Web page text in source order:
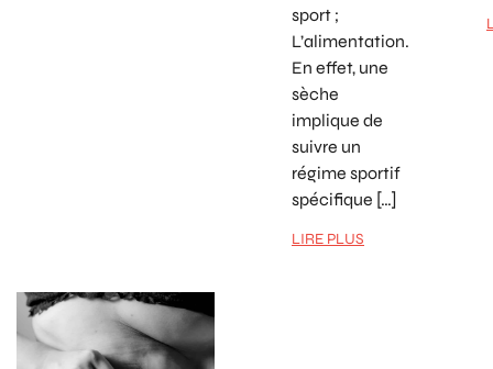
sport ;
L’alimentation.
En effet, une
sèche
implique de
suivre un
régime sportif
spécifique […]
LIRE PLUS